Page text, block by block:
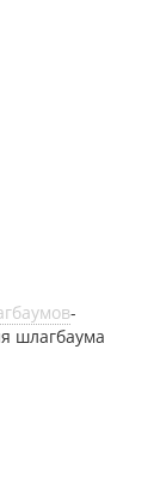
-
шлагбаума